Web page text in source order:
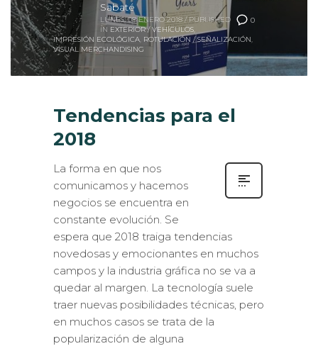
0
Sabaté
LUNES, 08 ENERO 2018 / PUBLISHED
IN EXTERIOR / VEHÍCULOS,
IMPRESIÓN ECOLÓGICA, ROTULACIÓN / SEÑALIZACIÓN,
VISUAL MERCHANDISING
Tendencias para el
2018
La forma en que nos
comunicamos y hacemos
negocios se encuentra en
constante evolución. Se
espera que 2018 traiga tendencias
novedosas y emocionantes en muchos
campos y la industria gráfica no se va a
quedar al margen. La tecnología suele
traer nuevas posibilidades técnicas, pero
en muchos casos se trata de la
popularización de alguna